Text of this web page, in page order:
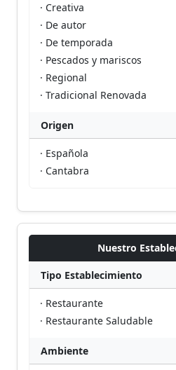
· Creativa
· De autor
· De temporada
· Pescados y mariscos
· Regional
· Tradicional Renovada
Origen
· Española
· Cantabra
Nuestro
Tipo Establecimiento
· Restaurante
· Restaurante Saludable
Ambiente